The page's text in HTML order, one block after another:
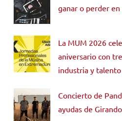
ganar o perder
La MUM 2026
aniversario con
industria y
Concierto de
ayudas de